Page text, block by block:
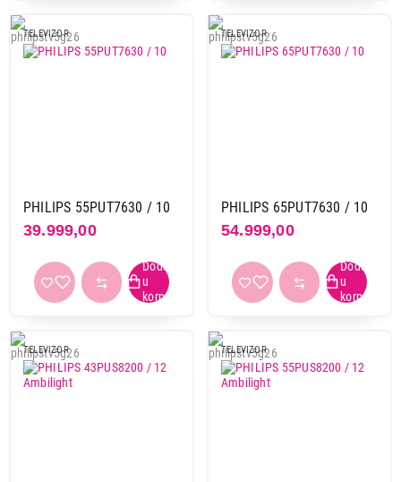
TELEVIZOR
PHILIPS 55PUT7630 / 10
39.999,00
TELEVIZOR
PHILIPS 65PUT7630 / 10
54.999,00
TELEVIZOR TELEVIZOR
Nastavi kupovinu
Završi kupovinu